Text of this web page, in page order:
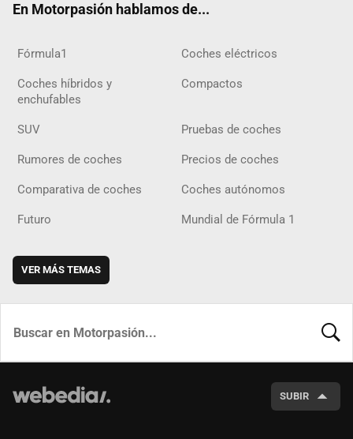
En Motorpasión hablamos de...
Fórmula1 Coches eléctricos
Coches híbridos y
enchufables
Compactos
SUV Pruebas de coches
Rumores de coches Precios de coches
Comparativa de coches Coches autónomos
Futuro Mundial de Fórmula 1
VER MÁS TEMAS
SUBIR